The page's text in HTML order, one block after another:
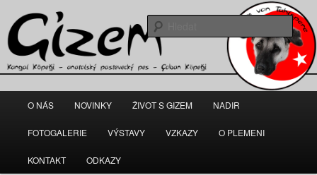
kangal-gizem.cz
navigační
Přejít
k
hlavnímu
O NÁS NOVINKY ŽIVOT S GIZEM NADIR
FOTOGALERIE VÝSTAVY VZKAZY O PLEMENI
KONTAKT ODKAZY